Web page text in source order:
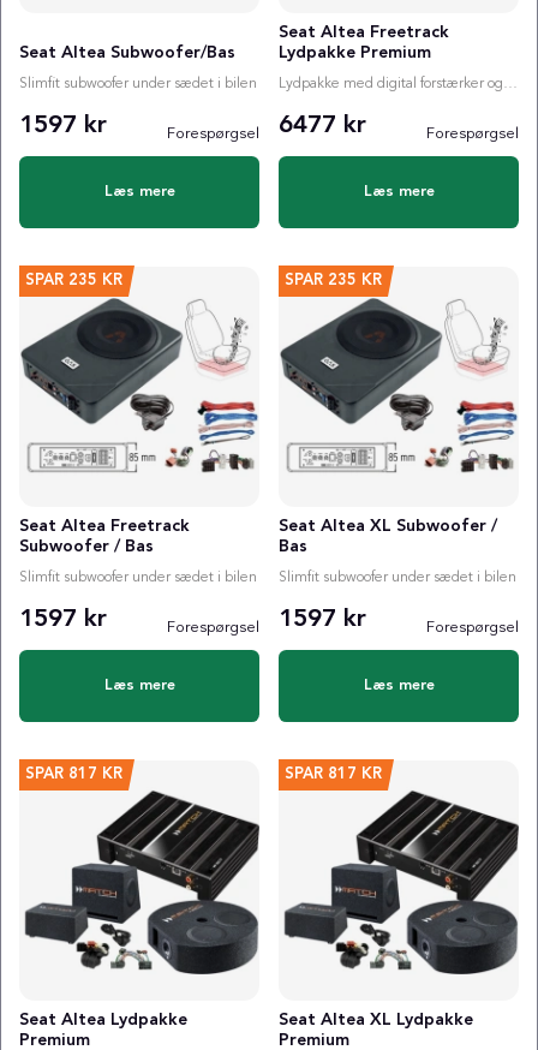
Seat Altea Subwoofer/Bas
Slimfit subwoofer under sædet i bilen
1597 kr Forespørgsel
Læs mere
Seat Altea Freetrack
Lydpakke Premium
Lydpakke med digital forstærker og valgfri subwoofer
6477 kr Forespørgsel
Læs mere
SPAR 235 KR
Seat Altea Freetrack
Subwoofer / Bas
Slimfit subwoofer under sædet i bilen
1597 kr Forespørgsel
Læs mere
SPAR 235 KR
Seat Altea XL Subwoofer /
Bas
Slimfit subwoofer under sædet i bilen
1597 kr Forespørgsel
Læs mere
SPAR 817 KR
Seat Altea Lydpakke
Premium
SPAR 817 KR
Seat Altea XL Lydpakke
Premium